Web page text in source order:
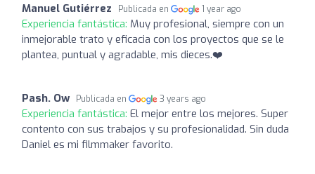
Manuel Gutiérrez Publicada en 1 year ago
Experiencia fantástica: Muy profesional, siempre con un
inmejorable trato y eficacia con los proyectos que se le
plantea, puntual y agradable, mis dieces.❤️
Pash. Ow Publicada en 3 years ago
Experiencia fantástica: El mejor entre los mejores. Super
contento con sus trabajos y su profesionalidad. Sin duda
Daniel es mi filmmaker favorito.